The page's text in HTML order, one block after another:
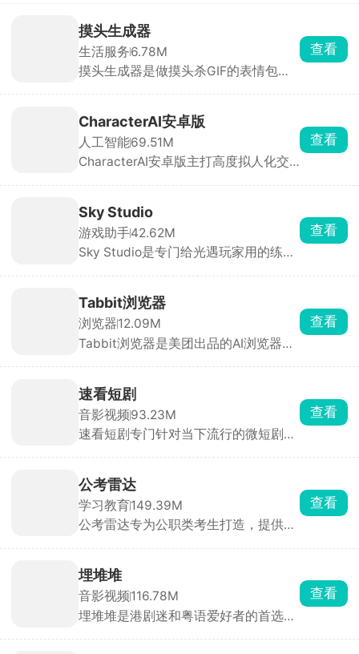
摸头生成器
生活服务6.78M
摸头生成器是做摸头杀GIF的表情包制
头，还有眨眼、吐舌、捏脸等动图模
板，做好的图能存成GIF，一键分享到
微信QQ。
查看
CharacterAI安卓版
人工智能69.51M
CharacterAI安卓版主打高度拟人化交
实时对话，它们能听懂你的语音、记住
你的喜好，聊起来像老朋友一样自然。
平台也支持用户自定义角色，打造你的
专属智能体。
查看
Sky Studio
游戏助手42.62M
Sky Studio是专门给光遇玩家用的练琴
保存。界面简洁操作直观，不管是新手
跟练还是大佬编曲都适用，是光遇弹琴
玩家必备的辅助工具，能大幅提升练琴
效率和编曲体验。
查看
Tabbit浏览器
浏览器12.09M
Tabbit浏览器是美团出品的AI浏览器，
据、填表单、做报表等复杂任务。适合
重度查资料、写文案、做数据的人，换
浏览器成本极低。
查看
速看短剧
音影视频93.23M
速看短剧专门针对当下流行的微短剧市
片化时间就能快速看完一整部短剧。官
方宣传是正版资源，数量非常大，完全
不存在剧荒。
查看
公考雷达
学习教育149.39M
公考雷达专为公职类考生打造，提供及
政府和官网，真实可靠。实时捕捉和发
布全国公考资讯，通过订阅提醒服务，
及时推荐专属好职位。智能职位匹配功
能根据个人简历高效匹配适合的好职
查看
埋堆堆
音影视频116.78M
埋堆堆是港剧迷和粤语爱好者的首选应
查看